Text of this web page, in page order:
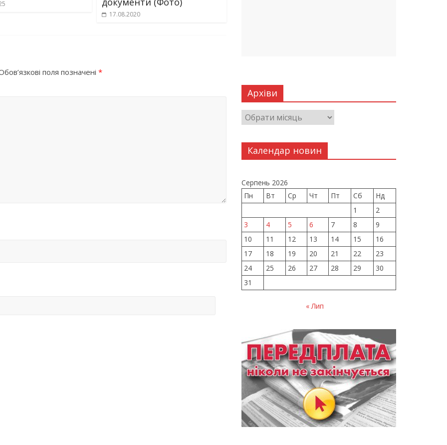
17.08.2020
поля позначені *
Архіви
Календар новин
Серпень 2026
Пн
Вт Ср Чт Пт Сб
Нд
1
2
3
4 5 6 7 8
9
10
11 12 13 14 15
16
17
18 19 20 21 22
23
24
25 26 27 28 29
30
31
« Лип